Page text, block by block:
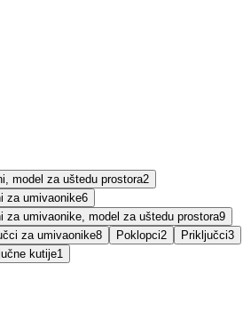
model za uštedu prostora2
za umivaonike6
za umivaonike, model za uštedu prostora9
za umivaonike8 Poklopci2 Priključci3
kutije1